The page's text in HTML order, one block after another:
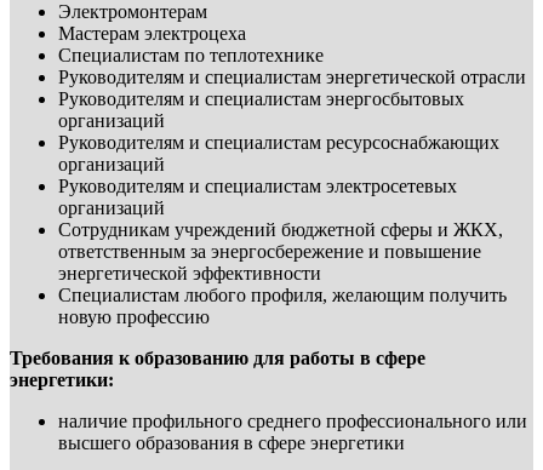
Электромонтерам
Мастерам электроцеха
Специалистам по теплотехнике
Руководителям и специалистам энергетической отрасли
Руководителям и специалистам энергосбытовых
организаций
Руководителям и специалистам ресурсоснабжающих
организаций
Руководителям и специалистам электросетевых
организаций
Сотрудникам учреждений бюджетной сферы и ЖКХ,
ответственным за энергосбережение и повышение
энергетической эффективности
Специалистам любого профиля, желающим получить
новую профессию
Требования к образованию для работы в сфере
энергетики:
наличие профильного среднего профессионального или
высшего образования в сфере энергетики